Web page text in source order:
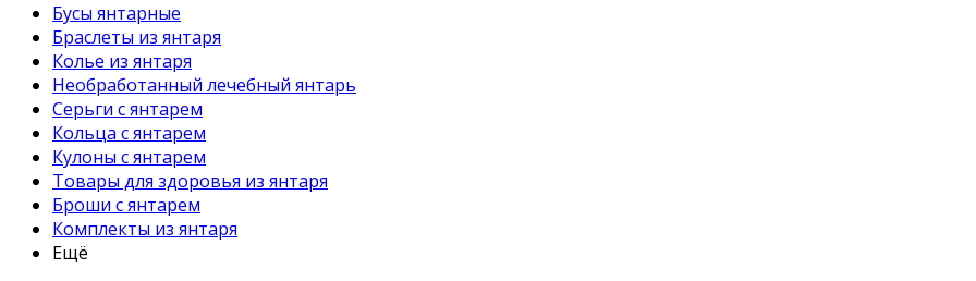
Бусы янтарные
Браслеты из янтаря
Колье из янтаря
Необработанный лечебный янтарь
Серьги с янтарем
Кольца с янтарем
Кулоны с янтарем
Товары для здоровья из янтаря
Броши с янтарем
Комплекты из янтаря
Ещё